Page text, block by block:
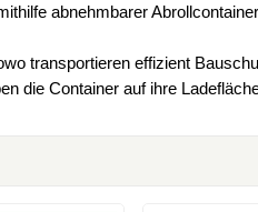
abnehmbarer
transportieren effizient
die Container auf ihre